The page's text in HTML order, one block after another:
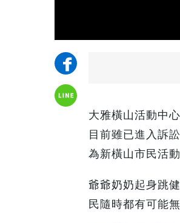
大雅橫山活動中
目前雖已進入訴
為新橫山市民活
爺爺奶奶起身跳
民隨時都有可能